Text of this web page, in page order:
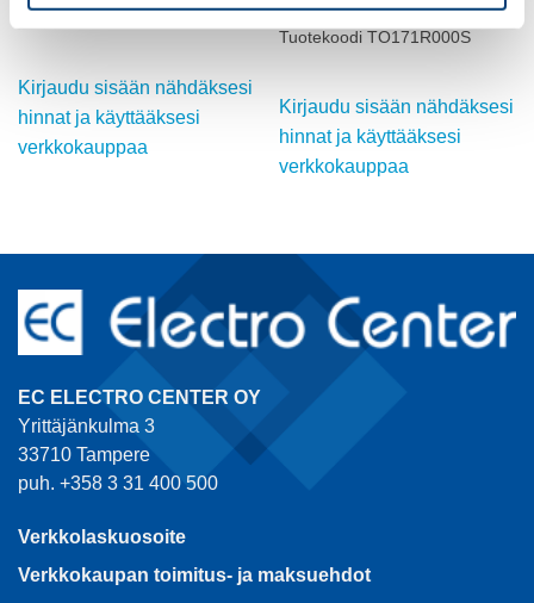
Kirjaudu sisään nähdäksesi
hinnat ja käyttääksesi
verkkokauppaa
0.75
Tuotekoodi TO171R000S
Kirjaudu sisään nähdäksesi
hinnat ja käyttääksesi
verkkokauppaa
EC ELECTRO CENTER OY
Yrittäjänkulma 3
33710 Tampere
puh. +358 3 31 400 500
Verkkolaskuosoite
Verkkokaupan toimitus- ja maksuehdot